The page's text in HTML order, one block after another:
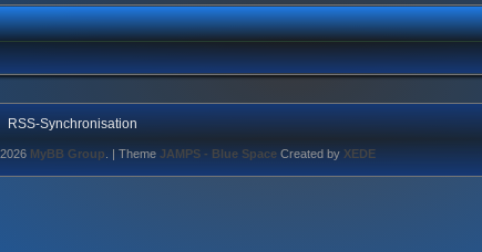
RSS-Synchronisation
MyBB Group | Theme JAMPS - Blue Space Created by XEDE